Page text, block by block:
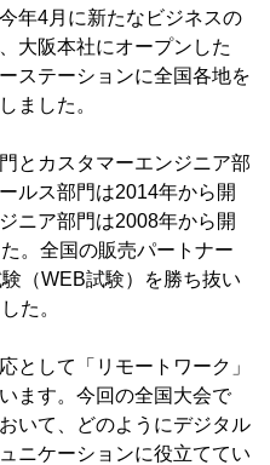
年4月に新たなビジネスの
大阪本社にオープンした
ステーションに全国各地を
ました。
とカスタマーエンジニア部
ルス部門は2014年から開
ニア部門は2008年から開
。全国の販売パートナー
（WEB試験）を勝ち抜い
た。
して「リモートワーク」
ます。今回の全国大会で
いて、どのようにデジタル
ニケーションに役立ててい